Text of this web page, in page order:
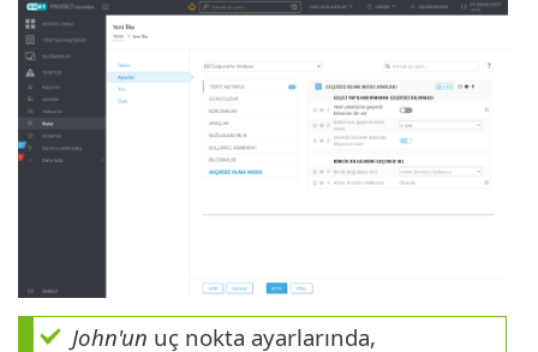
John'un uç nokta ayarlarında,